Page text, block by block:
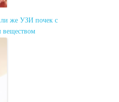
же УЗИ почек с
веществом